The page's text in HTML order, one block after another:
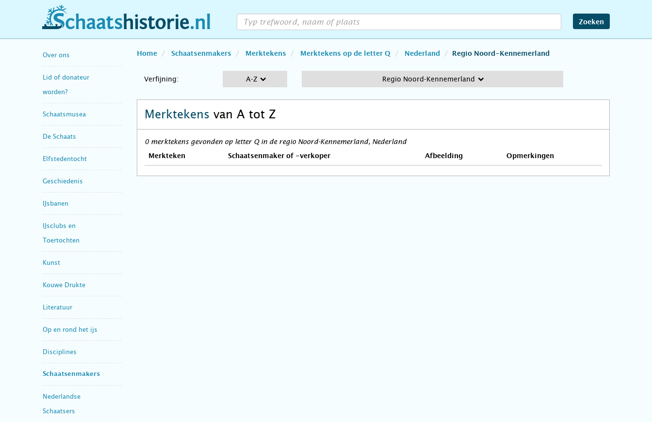
schaatshistorie.nl Zoeken
Over ons
Lid of donateur
worden?
Schaatsmusea
De Schaats
Elfstedentocht
Geschiedenis
IJsbanen
IJsclubs en
Toertochten
Kunst
Kouwe Drukte
Literatuur
Op en rond het ijs
Disciplines
Schaatsenmakers
Nederlandse
Schaatsers
Home Schaatsenmakers Merktekens Merktekens op de letter Q Nederland Regio Noord-Kennemerland
Verfijning: A-Z Regio Noord-Kennemerland
Merktekens van A tot Z
0 merktekens gevonden op letter Q in de regio Noord-Kennemerland, Nederland
Merkteken Schaatsenmaker of -verkoper Afbeelding Opmerkingen